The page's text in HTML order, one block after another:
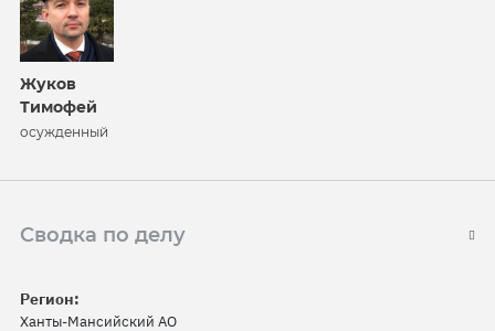
Жуков
Тимофей
осужденный
Сводка по делу
Регион:
Ханты-Мансийский АО